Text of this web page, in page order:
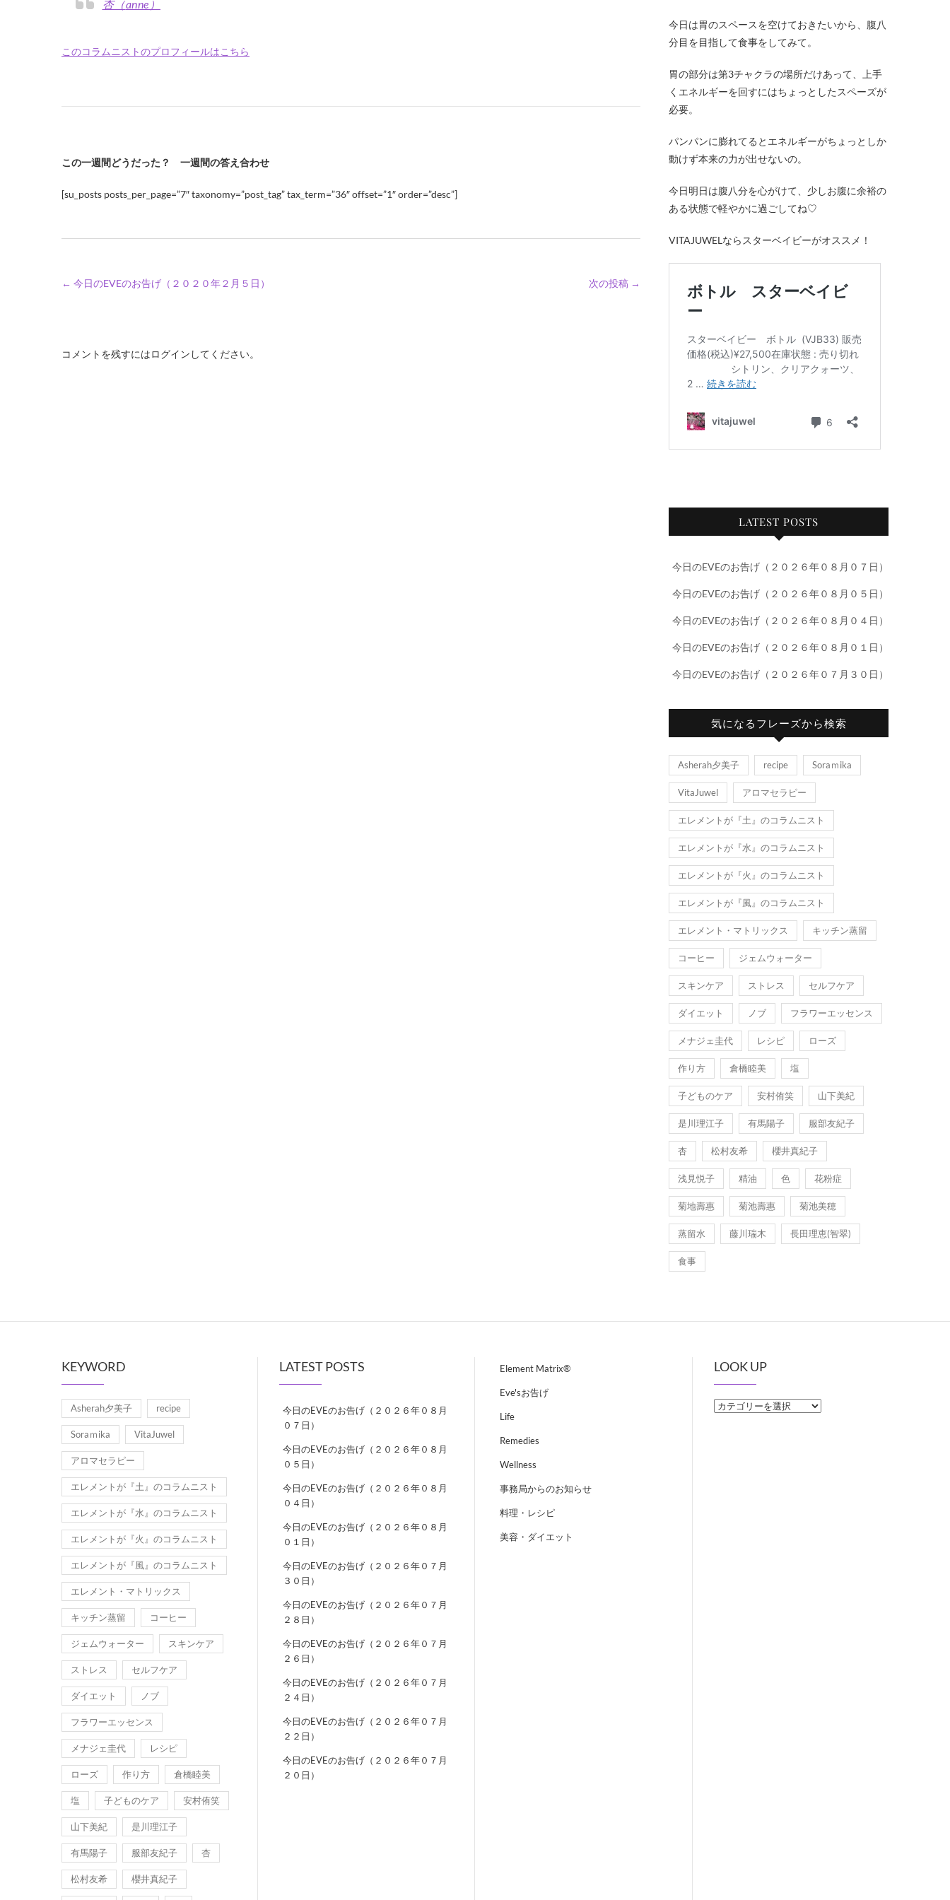
杏（anne）
このコラムニストのプロフィールはこちら
この一週間どうだった？ 一週間の答え合わせ
[su_posts posts_per_page=”7″ taxonomy=”post_tag” tax_term=”36″ offset=”1″ order=”desc”]
← 今日のEVEのお告げ（２０２０年２月５日） 次の投稿 →
コメントを残すにはログインしてください。
今日は胃のスペースを空けておきたいから、腹八
分目を目指して食事をしてみて。
胃の部分は第3チャクラの場所だけあって、上手
くエネルギーを回すにはちょっとしたスペーズが
必要。
パンパンに膨れてるとエネルギーがちょっとしか
動けず本来の力が出せないの。
今日明日は腹八分を心がけて、少しお腹に余裕の
ある状態で軽やかに過ごしてね♡
VITAJUWELならスターベイビーがオススメ！
LATEST POSTS
今日のEVEのお告げ（２０２６年０８月０７日）
今日のEVEのお告げ（２０２６年０８月０５日）
今日のEVEのお告げ（２０２６年０８月０４日）
今日のEVEのお告げ（２０２６年０８月０１日）
今日のEVEのお告げ（２０２６年０７月３０日）
気になるフレーズから検索
Asherah夕美子 recipe Soraｍika
VitaJuwel アロマセラピー
エレメントが『土』のコラムニスト
エレメントが『水』のコラムニスト
エレメントが『火』のコラムニスト
エレメントが『風』のコラムニスト
エレメント・マトリックス キッチン蒸留
コーヒー ジェムウォーター
スキンケア ストレス セルフケア
ダイエット ノブ フラワーエッセンス
メナジェ圭代 レシピ ローズ
作り方 倉橋睦美 塩
子どものケア 安村侑笑 山下美紀
是川理江子 有馬陽子 服部友紀子
杏 松村友希 櫻井真紀子
浅見悦子 精油 色 花粉症
菊地壽惠 菊池壽惠 菊池美穂
蒸留水 藤川瑞木 長田理恵(智翠)
食事
KEYWORD
Asherah夕美子 recipe
Soraｍika VitaJuwel
アロマセラピー
エレメントが『土』のコラムニスト
エレメントが『水』のコラムニスト
エレメントが『火』のコラムニスト
エレメントが『風』のコラムニスト
エレメント・マトリックス
キッチン蒸留 コーヒー
ジェムウォーター スキンケア
ストレス セルフケア
ダイエット ノブ
フラワーエッセンス
メナジェ圭代 レシピ
ローズ 作り方 倉橋睦美
塩 子どものケア 安村侑笑
山下美紀 是川理江子
有馬陽子 服部友紀子 杏
松村友希 櫻井真紀子
LATEST POSTS
今日のEVEのお告げ（２０２６年０８月
０７日）
今日のEVEのお告げ（２０２６年０８月
０５日）
今日のEVEのお告げ（２０２６年０８月
０４日）
今日のEVEのお告げ（２０２６年０８月
０１日）
今日のEVEのお告げ（２０２６年０７月
３０日）
今日のEVEのお告げ（２０２６年０７月
２８日）
今日のEVEのお告げ（２０２６年０７月
２６日）
今日のEVEのお告げ（２０２６年０７月
２４日）
今日のEVEのお告げ（２０２６年０７月
２２日）
今日のEVEのお告げ（２０２６年０７月
２０日）
Element Matrix®
Eve'sお告げ
Life
Remedies
Wellness
事務局からのお知らせ
料理・レシピ
美容・ダイエット
LOOK UP
LOOK